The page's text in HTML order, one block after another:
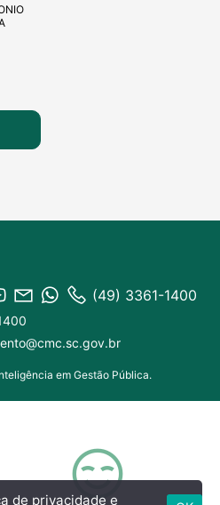
(49) 3361-1400
em Gestão Pública.
de privacidade e